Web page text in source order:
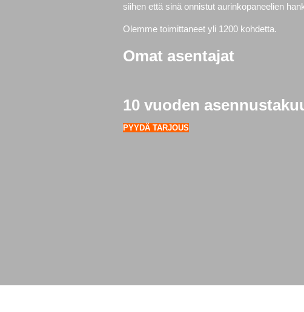
siihen että sinä onnistut aurinkopaneelien
Olemme toimittaneet yli 1200 kohdetta.
Omat asentajat
10 vuoden
PYYDÄ TARJOUS